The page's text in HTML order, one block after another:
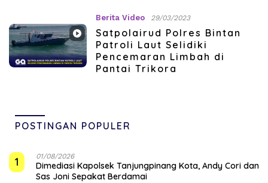
Berita Video 29/03/2023
Satpolairud Polres Bintan
Patroli Laut Selidiki
Pencemaran Limbah di
Pantai Trikora
POSTINGAN POPULER
1 01/08/2026
Dimediasi Kapolsek Tanjungpinang Kota, Andy Cori dan
Sas Joni Sepakat Berdamai